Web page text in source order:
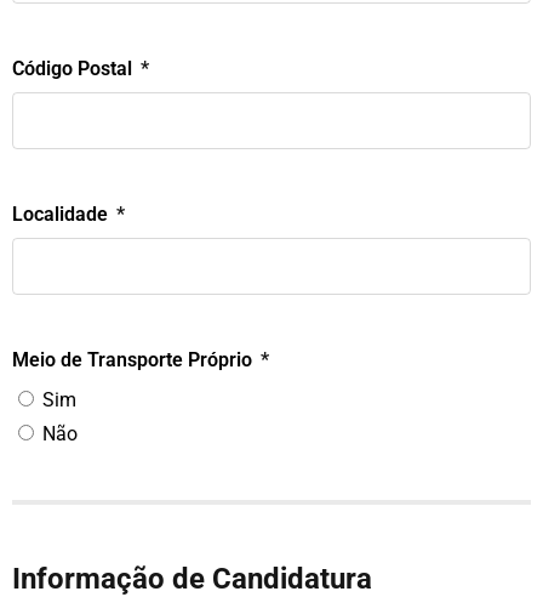
Código Postal
Localidade
Meio de Transporte Próprio
Sim
Não
Informação de Candidatura